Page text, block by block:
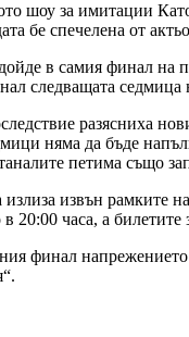
шоу за имитации
бе спечелена от
в самия финал на
следващата седмица
разясниха
няма да бъде
петима също
извън рамките
20:00 часа, а
финал